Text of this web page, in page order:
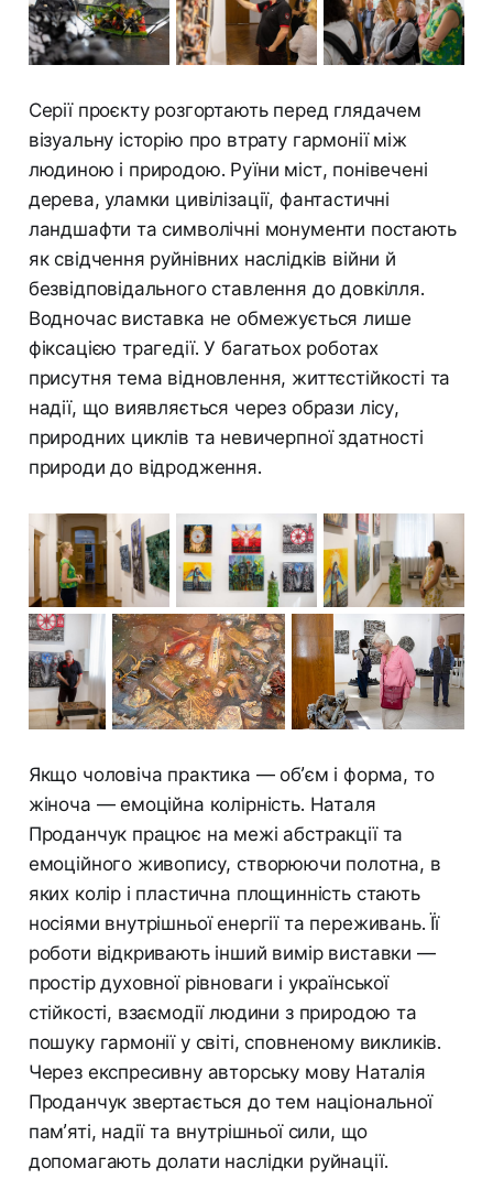
Серії проєкту розгортають перед глядачем
візуальну історію про втрату гармонії між
людиною і природою. Руїни міст, понівечені
дерева, уламки цивілізації, фантастичні
ландшафти та символічні монументи постають
як свідчення руйнівних наслідків війни й
безвідповідального ставлення до довкілля.
Водночас виставка не обмежується лише
фіксацією трагедії. У багатьох роботах
присутня тема відновлення, життєстійкості та
надії, що виявляється через образи лісу,
природних циклів та невичерпної здатності
природи до відродження.
Якщо чоловіча практика — об’єм і форма, то
жіноча — емоційна колірність. Наталя
Проданчук працює на межі абстракції та
емоційного живопису, створюючи полотна, в
яких колір і пластична площинність стають
носіями внутрішньої енергії та переживань. Її
роботи відкривають інший вимір виставки —
простір духовної рівноваги і української
стійкості, взаємодії людини з природою та
пошуку гармонії у світі, сповненому викликів.
Через експресивну авторську мову Наталія
Проданчук звертається до тем національної
пам’яті, надії та внутрішньої сили, що
допомагають долати наслідки руйнації.